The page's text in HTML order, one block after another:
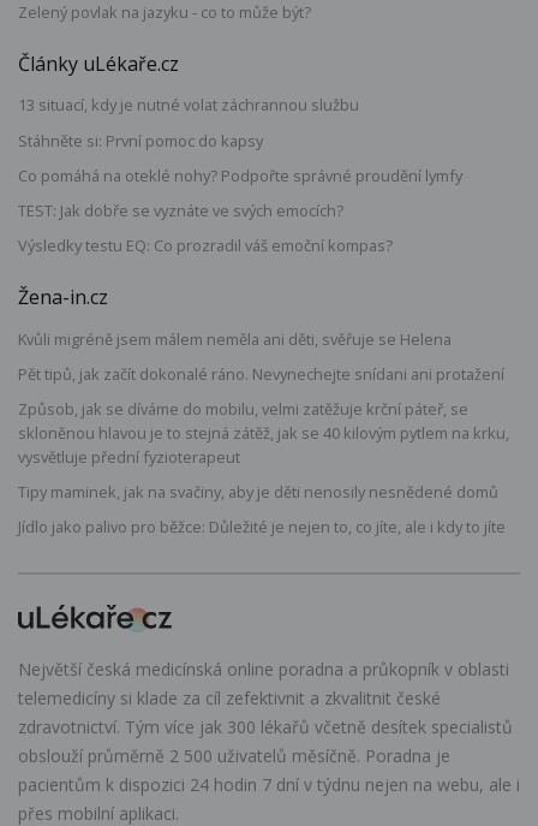
Zelený povlak na jazyku - co to může být?
Články uLékaře.cz
13 situací, kdy je nutné volat záchrannou službu
Stáhněte si: První pomoc do kapsy
Co pomáhá na oteklé nohy? Podpořte správné proudění lymfy
TEST: Jak dobře se vyznáte ve svých emocích?
Výsledky testu EQ: Co prozradil váš emoční kompas?
Žena-in.cz
Kvůli migréně jsem málem neměla ani děti, svěřuje se Helena
Pět tipů, jak začít dokonalé ráno. Nevynechejte snídani ani protažení
Způsob, jak se díváme do mobilu, velmi zatěžuje krční páteř, se
skloněnou hlavou je to stejná zátěž, jak se 40 kilovým pytlem na krku,
vysvětluje přední fyzioterapeut
Tipy maminek, jak na svačiny, aby je děti nenosily nesnědené domů
Jídlo jako palivo pro běžce: Důležité je nejen to, co jíte, ale i kdy to jíte
Největší česká medicínská online poradna a průkopník v oblasti
telemedicíny si klade za cíl zefektivnit a zkvalitnit české
zdravotnictví. Tým více jak 300 lékařů včetně desítek specialistů
obslouží průměrně 2 500 uživatelů měsíčně. Poradna je
pacientům k dispozici 24 hodin 7 dní v týdnu nejen na webu, ale i
přes mobilní aplikaci.